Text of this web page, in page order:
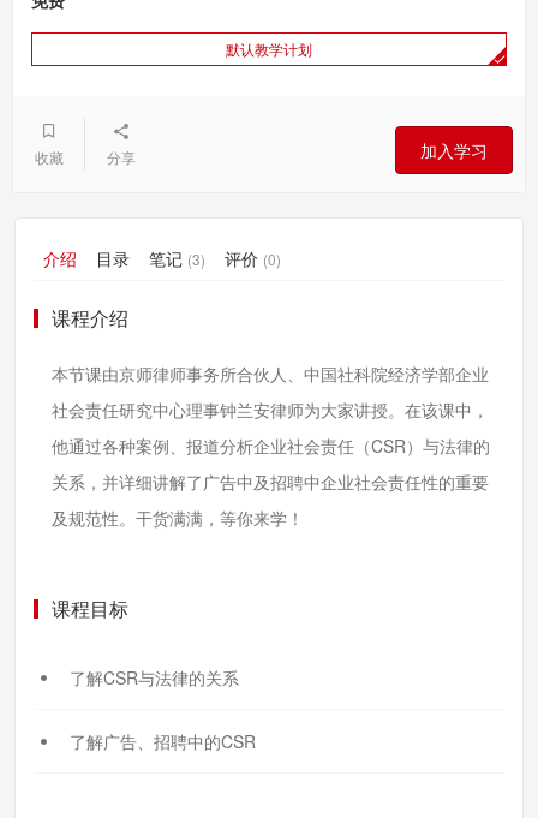
默认教学计划
收藏 分享 加入学习
介绍 目录 笔记 (3) 评价 (0)
课程介绍
本节课由京师律师事务所合伙人、中国社科院经济学部企业
社会责任研究中心理事钟兰安律师为大家讲授。在该课中，
他通过各种案例、报道分析企业社会责任（CSR）与法律的
关系，并详细讲解了广告中及招聘中企业社会责任性的重要
及规范性。干货满满，等你来学！
课程目标
了解CSR与法律的关系
了解广告、招聘中的CSR